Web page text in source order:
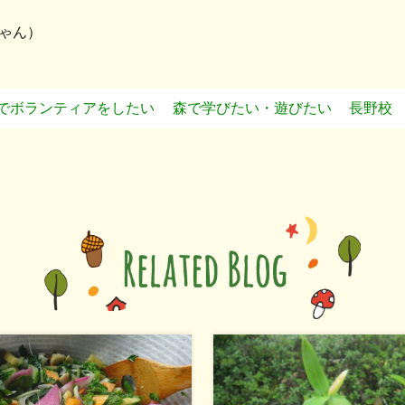
ん）
ボランティアをしたい 森で学びたい・遊びたい 長野校